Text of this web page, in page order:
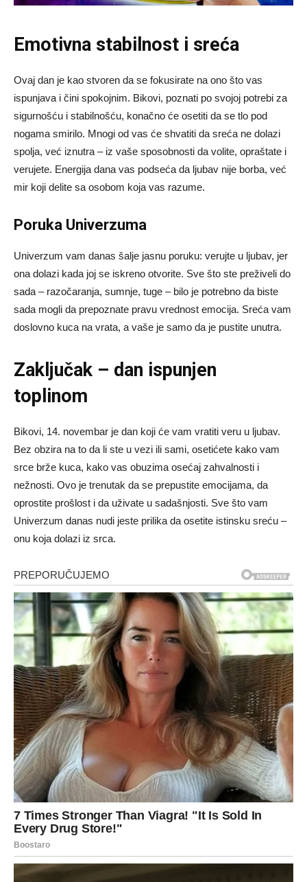
Emotivna stabilnost i sreća
Ovaj dan je kao stvoren da se fokusirate na ono što vas
ispunjava i čini spokojnim. Bikovi, poznati po svojoj potrebi za
sigurnošću i stabilnošću, konačno će osetiti da se tlo pod
nogama smirilo. Mnogi od vas će shvatiti da sreća ne dolazi
spolja, već iznutra – iz vaše sposobnosti da volite, opraštate i
verujete. Energija dana vas podseća da ljubav nije borba, već
mir koji delite sa osobom koja vas razume.
Poruka Univerzuma
Univerzum vam danas šalje jasnu poruku: verujte u ljubav, jer
ona dolazi kada joj se iskreno otvorite. Sve što ste preživeli do
sada – razočaranja, sumnje, tuge – bilo je potrebno da biste
sada mogli da prepoznate pravu vrednost emocija. Sreća vam
doslovno kuca na vrata, a vaše je samo da je pustite unutra.
Zaključak – dan ispunjen
toplinom
Bikovi, 14. novembar je dan koji će vam vratiti veru u ljubav.
Bez obzira na to da li ste u vezi ili sami, osetićete kako vam
srce brže kuca, kako vas obuzima osećaj zahvalnosti i
nežnosti. Ovo je trenutak da se prepustite emocijama, da
oprostite prošlost i da uživate u sadašnjosti. Sve što vam
Univerzum danas nudi jeste prilika da osetite istinsku sreću –
onu koja dolazi iz srca.